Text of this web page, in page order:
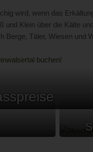
wird, wenn das
und Klein über die Kälte
Berge, Täler, Wiesen und
buchen!